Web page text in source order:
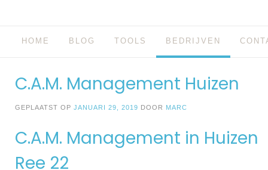
HOME BLOG TOOLS BEDRIJVEN
C.A.M. Management Huizen
GEPLAATST OP JANUARI 29, 2019 DOOR MARC
C.A.M. Management in Huizen
Ree 22